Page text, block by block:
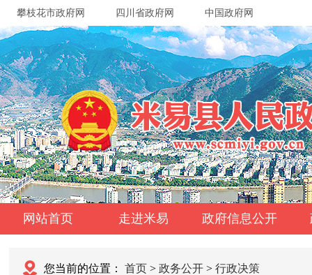
攀枝花市政府网 四川省政府网 中国政府网
网站首页 走进米易 政府信息公开
您当前的位置： 首页 > 政务公开 > 行政决策